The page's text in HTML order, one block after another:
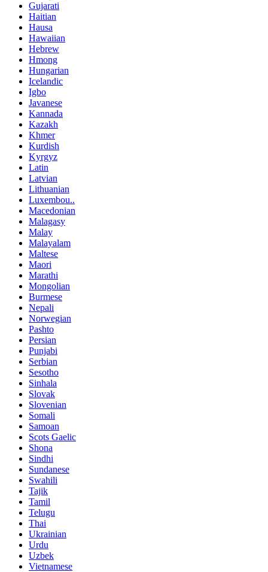
Gujarati
Haitian
Hausa
Hawaiian
Hebrew
Hmong
Hungarian
Icelandic
Igbo
Javanese
Kannada
Kazakh
Khmer
Kurdish
Kyrgyz
Latin
Latvian
Lithuanian
Luxembou..
Macedonian
Malagasy
Malay
Malayalam
Maltese
Maori
Marathi
Mongolian
Burmese
Nepali
Norwegian
Pashto
Persian
Punjabi
Serbian
Sesotho
Sinhala
Slovak
Slovenian
Somali
Samoan
Scots Gaelic
Shona
Sindhi
Sundanese
Swahili
Tajik
Tamil
Telugu
Thai
Ukrainian
Urdu
Uzbek
Vietnamese